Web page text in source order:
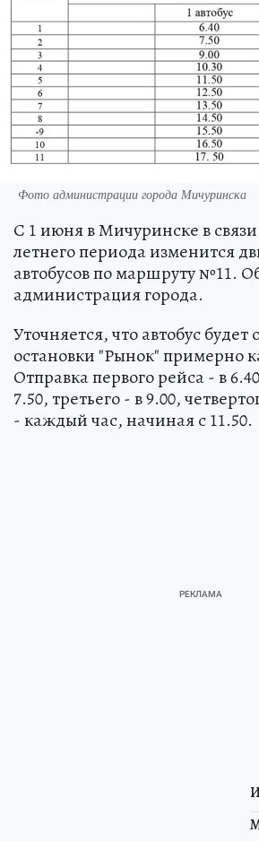
Фото администрации города Мичуринска
С 1 июня в Мичуринске в
летнего периода изменится
автобусов по маршруту №11.
администрация города.
Уточняется, что автобус будет
остановки "Рынок" примерно
Отправка первого рейса - в
7.50, третьего - в 9.00,
- каждый час, начиная с 11.50.